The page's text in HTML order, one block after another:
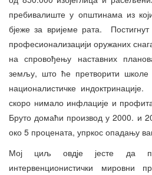
пребивалиште у општинама из
бјеже за вријеме рата.
професионализацији оружаних
на спровођењу наставних
земљу, што ће претворити
националистичке
скоро нимало инфлације и
Бруто домаћи производ у 2000. и
око 5 процената, упркос опадању
Мој циљ овдје јесте да
интервенционистички мировни